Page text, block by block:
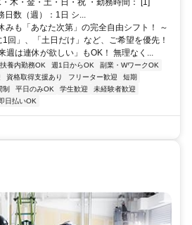
木・金・土・日・祝 ・勤務時間： [1]
日数（週）：1日 シ...
みも「あなた次第」の完全自由シフト！ ～
1回」、「土日だけ」など、ご希望を優先！
週は連休が欲しい」もOK！ 無理なく...
扶養内勤務OK 週1日からOK
副業・WワークOK
資格取得支援あり フリーター歓迎
短期
制 平日のみOK 学生歓迎
未経験者歓迎
日払いOK